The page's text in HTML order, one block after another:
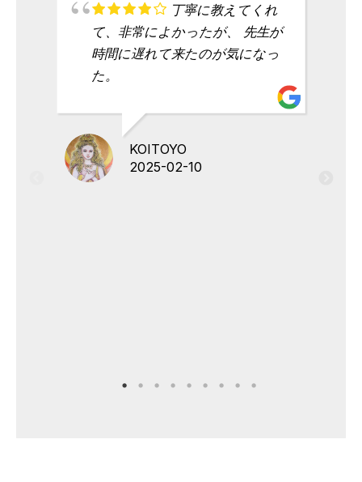
丁寧に教えてくれ
て、非常によかったが、 先生が
時間に遅れて来たのが気になっ
た。
KOITOYO
2025-02-10